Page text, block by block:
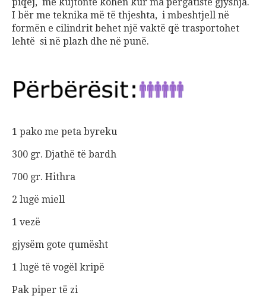
I bër me teknika më të thjeshta, i mbeshtjell në
formën e cilindrit behet një vaktë që trasportohet
lehtë si në plazh dhe në punë.
1 pako me peta byreku
300 gr. Djathë të bardh
700 gr. Hithra
2 lugë miell
1 vezë
gjysëm gote qumësht
1 lugë të vogël kripë
Pak piper të zi